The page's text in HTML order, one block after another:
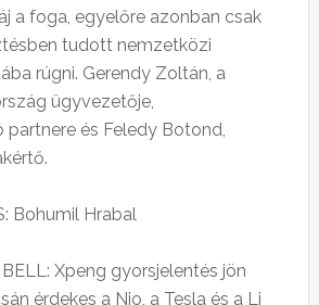
a foga, egyelőre azonban csak
tudott nemzetközi
rúgni. Gerendy Zoltán, a
ügyvezetője,
partnere és Feledy Botond,
Bohumil Hrabal
BELL: Xpeng gyorsjelentés jön
érdekes a Nio, a Tesla és a Li